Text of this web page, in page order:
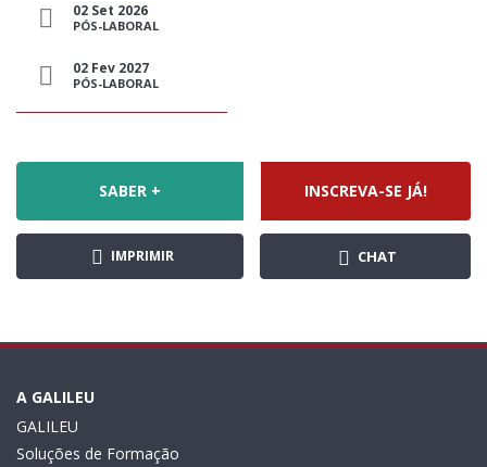
02 Set 2026
PÓS-LABORAL
02 Fev 2027
PÓS-LABORAL
SABER + INSCREVA-SE JÁ!
IMPRIMIR CHAT
A GALILEU
GALILEU
Soluções de Formação